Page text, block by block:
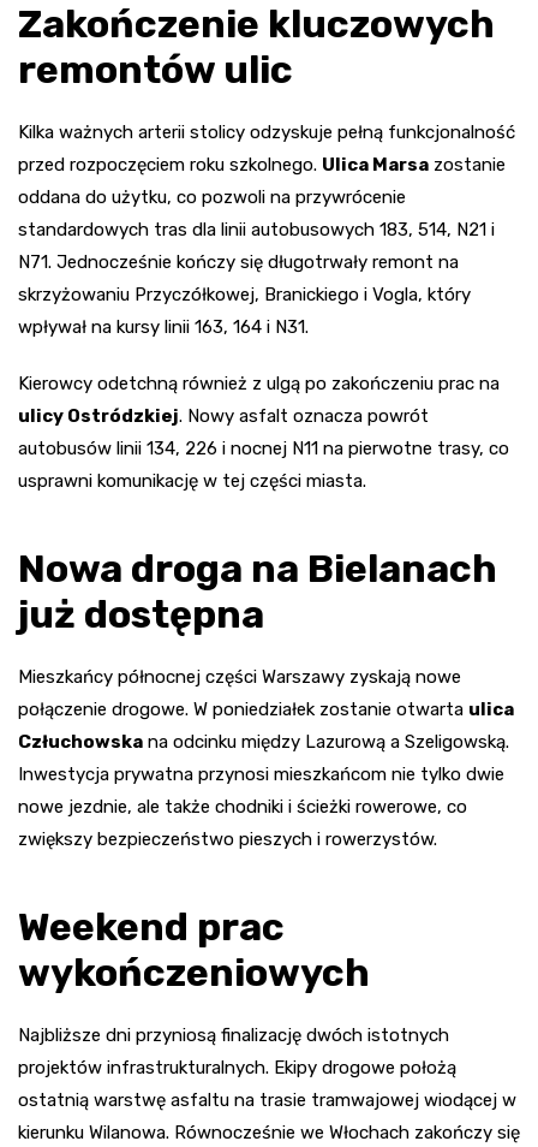
Zakończenie kluczowych
remontów ulic
Kilka ważnych arterii stolicy odzyskuje pełną funkcjonalność
przed rozpoczęciem roku szkolnego. Ulica Marsa zostanie
oddana do użytku, co pozwoli na przywrócenie
standardowych tras dla linii autobusowych 183, 514, N21 i
N71. Jednocześnie kończy się długotrwały remont na
skrzyżowaniu Przyczółkowej, Branickiego i Vogla, który
wpływał na kursy linii 163, 164 i N31.
Kierowcy odetchną również z ulgą po zakończeniu prac na
ulicy Ostródzkiej. Nowy asfalt oznacza powrót
autobusów linii 134, 226 i nocnej N11 na pierwotne trasy, co
usprawni komunikację w tej części miasta.
Nowa droga na Bielanach
już dostępna
Mieszkańcy północnej części Warszawy zyskają nowe
połączenie drogowe. W poniedziałek zostanie otwarta ulica
Człuchowska na odcinku między Lazurową a Szeligowską.
Inwestycja prywatna przynosi mieszkańcom nie tylko dwie
nowe jezdnie, ale także chodniki i ścieżki rowerowe, co
zwiększy bezpieczeństwo pieszych i rowerzystów.
Weekend prac
wykończeniowych
Najbliższe dni przyniosą finalizację dwóch istotnych
projektów infrastrukturalnych. Ekipy drogowe położą
ostatnią warstwę asfaltu na trasie tramwajowej wiodącej w
kierunku Wilanowa. Równocześnie we Włochach zakończy się